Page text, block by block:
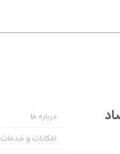
درباره ما
امکانات و خدمات